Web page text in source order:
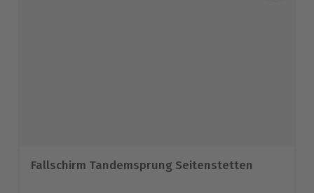
Fallschirm Tandemsprung Seitenstetten